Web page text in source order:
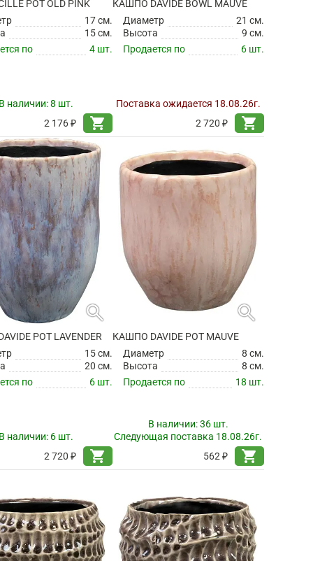
POT OLD PINK
17 см.
15 см.
по
4 шт.
наличии:8 шт.
2 176 ₽
shopping_cart
КАШПО DAVIDE BOWL MAUVE
Диаметр
21 см.
Высота
9 см.
Продается по
6 шт.
Поставка ожидается 18.08.26г.
2 720 ₽
shopping_cart
search
POT LAVENDER
15 см.
20 см.
по
6 шт.
наличии: 6 шт.
2 720 ₽
shopping_cart
search
КАШПО DAVIDE POT MAUVE
Диаметр
8 см.
Высота
8 см.
Продается по
18 шт.
В наличии:36 шт.
Следующая поставка 18.08.26г.
562 ₽
shopping_cart